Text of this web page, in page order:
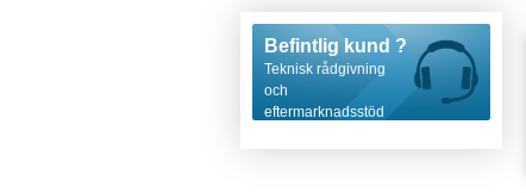
Befintlig kund ?
Teknisk rådgivning
och
eftermarknadsstöd